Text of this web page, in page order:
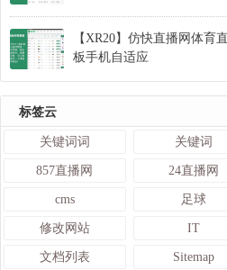
【XR20】仿快直播网体育
板手机自适应
标签云
关键词词 关键词
857直播网 24直播网
cms 足球
修改网站 IT
文档列表 Sitemap